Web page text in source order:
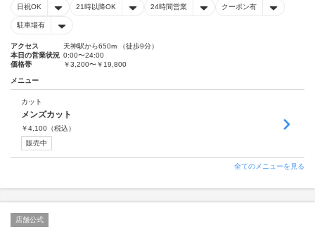
日祝OK 21時以降OK 24時間営業 クーポン有
駐車場有
アクセス
天神駅から650m （徒歩9分）
本日の営業状況 0:00〜24:00
価格帯
￥3,200〜￥19,800
メニュー
カット
メンズカット
￥4,100 （税込）
販売中
全てのメニューを見る
店舗公式